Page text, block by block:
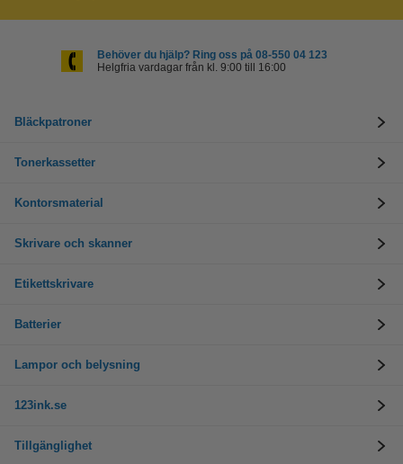
Behöver du hjälp? Ring oss på 08-550 04 123
Helgfria vardagar från kl. 9:00 till 16:00
Bläckpatroner
Tonerkassetter
Kontorsmaterial
Skrivare och skanner
Etikettskrivare
Batterier
Lampor och belysning
123ink.se
Tillgänglighet